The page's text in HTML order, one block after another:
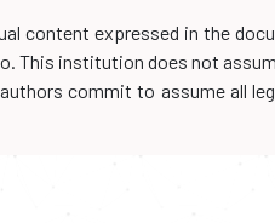
content expressed in the
This institution does not
commit to assume all